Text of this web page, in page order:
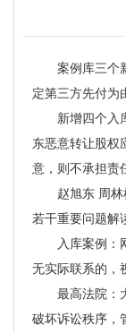
案例库三个
定第三方先付为
新增四个入库
东恶意转让股权
意，则不承担责
赵旭东 周林
若干重要问题解
入库案例：网
无实际联系的，
最高法院：大
破坏诉讼秩序，